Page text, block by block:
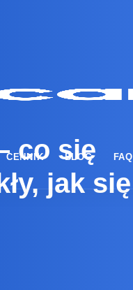
CENNIK BLOG FAQ
co się
jak się